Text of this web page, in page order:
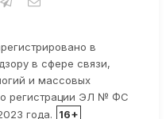
в
в сфере связи,
и массовых
о регистрации ЭЛ № ФС
года.
16+